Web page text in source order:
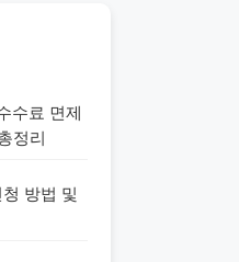
수료 면제
정리
방법 및